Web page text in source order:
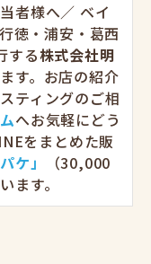
者様へ／ ベイ
徳・浦安・葛西
する株式会社明
す。お店の紹介
ティングのご相
へお気軽にどう
をまとめた販
ケ」
（30,000
ます。